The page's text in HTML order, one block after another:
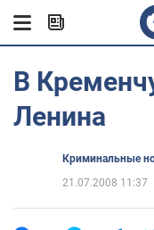
В
Ленина
Криминальные
21.07.2008 11:37